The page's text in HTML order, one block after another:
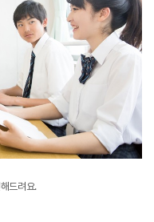
드려요.